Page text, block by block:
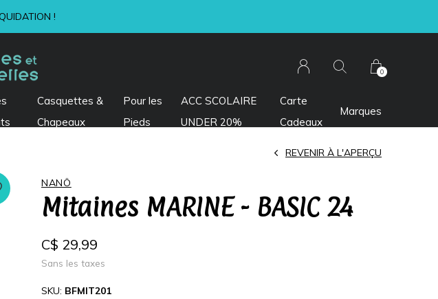
Casquettes &
Chapeaux
Pour les
Pieds
ACC SCOLAIRE
UNDER 20%
Carte
Cadeaux
Marques
0
+ taxes
NANÖ
Mitaines MARINE - BASIC 24
REVENIR À L'APERÇU
C$ 29,99
Sans les taxes
SKU: BFMIT201